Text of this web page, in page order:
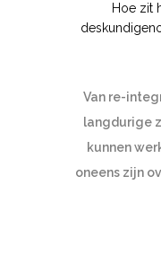
Hoe zit
Van re-
langdurige
kunnen
oneens zijn